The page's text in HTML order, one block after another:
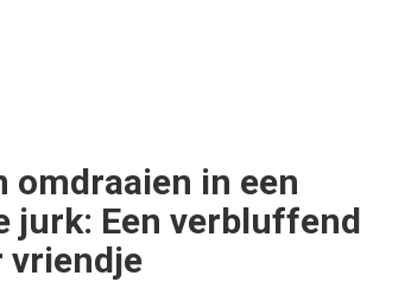
omdraaien in een
jurk: Een verbluffend
vriendje